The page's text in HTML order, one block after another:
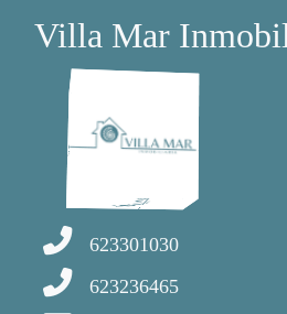
Villa Mar
623301030
623236465